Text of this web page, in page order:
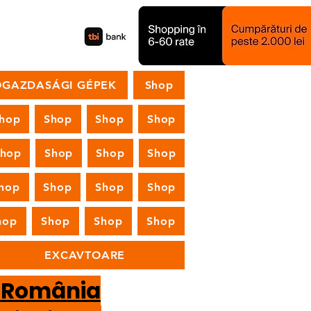
GÉPEK Shop
Shop Shop Shop
Shop Shop Shop
Shop Shop Shop
Shop Shop Shop
EXCAVTOARE